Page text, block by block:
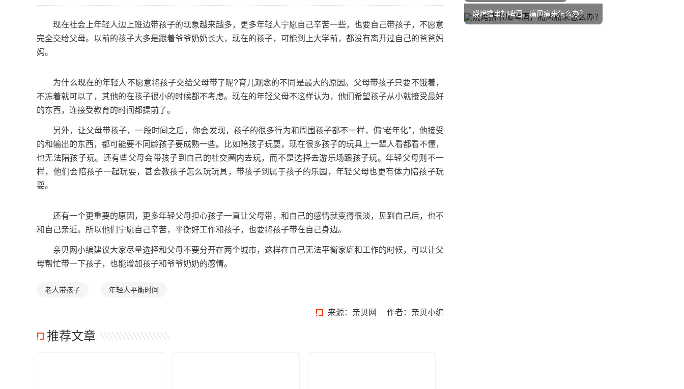
现在社会上年轻人边上班边带孩子的现象越来越多，更多年轻人宁愿自己辛苦一些，也要自己带孩子，不愿意
完全交给父母。以前的孩子大多是跟着爷爷奶奶长大，现在的孩子，可能到上大学前，都没有离开过自己的爸爸妈
妈。
为什么现在的年轻人不愿意将孩子交给父母带了呢?育儿观念的不同是最大的原因。父母带孩子只要不饿着，
不冻着就可以了，其他的在孩子很小的时候都不考虑。现在的年轻父母不这样认为，他们希望孩子从小就接受最好
的东西，连接受教育的时间都提前了。
另外，让父母带孩子，一段时间之后，你会发现，孩子的很多行为和周围孩子都不一样，偏“老年化”，他接受
的和输出的东西，都可能要不同龄孩子要成熟一些。比如陪孩子玩耍，现在很多孩子的玩具上一辈人看都看不懂，
也无法陪孩子玩。还有些父母会带孩子到自己的社交圈内去玩，而不是选择去游乐场跟孩子玩。年轻父母则不一
样，他们会陪孩子一起玩耍，甚会教孩子怎么玩玩具，带孩子到属于孩子的乐园，年轻父母也更有体力陪孩子玩
耍。
还有一个更重要的原因，更多年轻父母担心孩子一直让父母带，和自己的感情就变得很淡，见到自己后，也不
和自己亲近。所以他们宁愿自己辛苦，平衡好工作和孩子，也要将孩子带在自己身边。
亲贝网小编建议大家尽量选择和父母不要分开在两个城市，这样在自己无法平衡家庭和工作的时候，可以让父
母帮忙带一下孩子，也能增加孩子和爷爷奶奶的感情。
老人带孩子 年轻人平衡时间
来源： 亲贝网 作者：亲贝小编
推荐文章
烧烤撸串加啤酒，痛风痛来怎么办？